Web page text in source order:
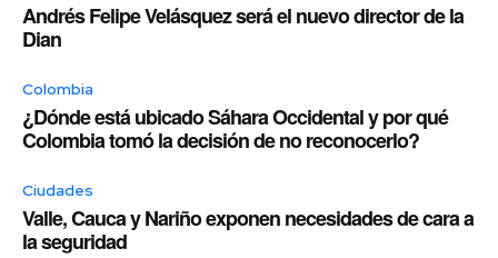
Andrés Felipe Velásquez será el nuevo director de la
Dian
Colombia
¿Dónde está ubicado Sáhara Occidental y por qué
Colombia tomó la decisión de no reconocerlo?
Ciudades
Valle, Cauca y Nariño exponen necesidades de cara a
la seguridad